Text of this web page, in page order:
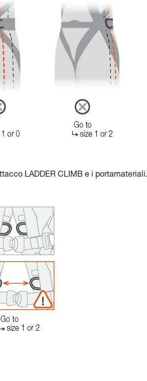
LADDER CLIMB e i portamateriali.